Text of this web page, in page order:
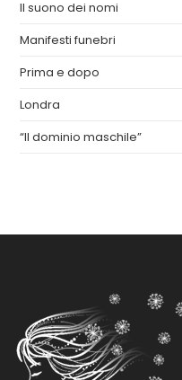
Il suono dei nomi
Manifesti funebri
Prima e dopo
Londra
“Il dominio maschile”